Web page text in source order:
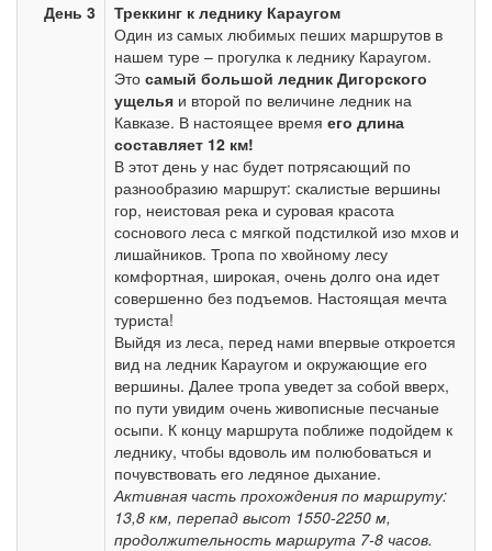
День 3
Треккинг к леднику Караугом
Один из самых любимых пеших маршрутов в
нашем туре – прогулка к леднику Караугом.
Это самый большой ледник Дигорского
ущелья и второй по величине ледник на
Кавказе. В настоящее время его длина
составляет 12 км!
В этот день у нас будет потрясающий по
разнообразию маршрут: скалистые вершины
гор, неистовая река и суровая красота
соснового леса с мягкой подстилкой изо мхов и
лишайников. Тропа по хвойному лесу
комфортная, широкая, очень долго она идет
совершенно без подъемов. Настоящая мечта
туриста!
Выйдя из леса, перед нами впервые откроется
вид на ледник Караугом и окружающие его
вершины. Далее тропа уведет за собой вверх,
по пути увидим очень живописные песчаные
осыпи. К концу маршрута поближе подойдем к
леднику, чтобы вдоволь им полюбоваться и
почувствовать его ледяное дыхание.
Активная часть прохождения по маршруту:
13,8 км, перепад высот 1550-2250 м,
продолжительность маршрута 7-8 часов.